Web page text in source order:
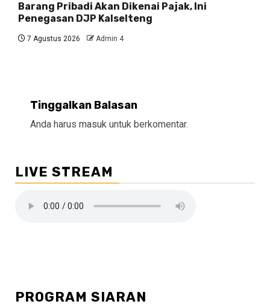
Barang Pribadi Akan Dikenai Pajak, Ini
Penegasan DJP Kalselteng
7 Agustus 2026 Admin 4
Tinggalkan Balasan
Anda harus masuk untuk berkomentar.
LIVE STREAM
PROGRAM SIARAN